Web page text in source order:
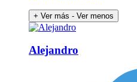
+ Ver más - Ver menos
Alejandro